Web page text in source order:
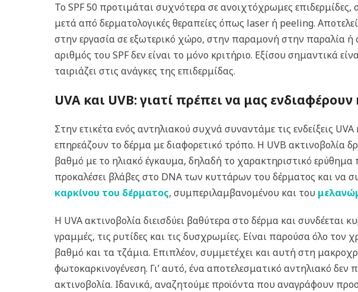
Το SPF 50 προτιμάται συχνότερα σε ανοιχτόχρωμες επιδερμίδες,
μετά από δερματολογικές θεραπείες όπως laser ή peeling.
στην εργασία σε εξωτερικό χώρο, στην παραμονή στην παραλία
αριθμός του SPF δεν είναι το μόνο κριτήριο. Εξίσου σημαντικά
ταιριάζει στις ανάγκες της επιδερμίδας.
UVA και UVB: γιατί πρέπει να μας ενδιαφέρουν
Στην ετικέτα ενός αντηλιακού συχνά συναντάμε τις ενδείξεις
επηρεάζουν το δέρμα με διαφορετικό τρόπο. Η UVB ακτινοβολία
βαθμό με το ηλιακό έγκαυμα, δηλαδή το χαρακτηριστικό
προκαλέσει βλάβες στο DNA των κυττάρων του δέρματος και να
καρκίνου του δέρματος, συμπεριλαμβανομένου και του
Η UVA ακτινοβολία διεισδύει βαθύτερα στο δέρμα και συνδέεται
γραμμές, τις ρυτίδες και τις δυσχρωμίες. Είναι παρούσα όλο τον
βαθμό και τα τζάμια. Επιπλέον, συμμετέχει και αυτή στη
φωτοκαρκινογένεση. Γι’ αυτό, ένα αποτελεσματικό αντηλιακό δεν
ακτινοβολία. Ιδανικά, αναζητούμε προϊόντα που αναγράφουν